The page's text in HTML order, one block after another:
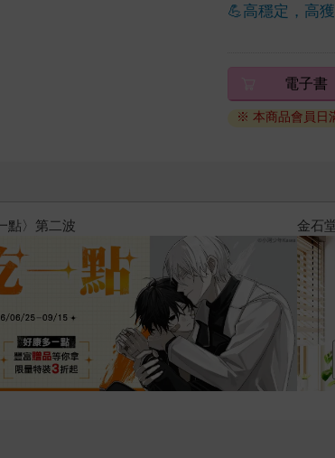
💪高穩定，高
電子書
※ 本商品會員日
2026